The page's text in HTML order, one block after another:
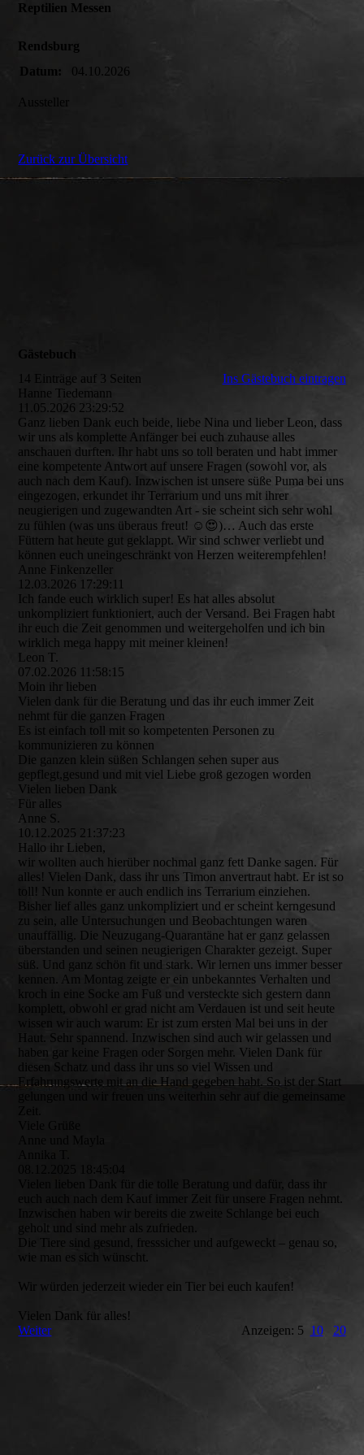
Reptilien Messen
Rendsburg
Datum:
04.10.2026
Zurück zur Übersicht
Gästebuch
14 Einträge auf 3 Seiten
Ins Gästebuch eintragen
Hanne Tiedemann
11.05.2026 23:29:52
Ganz lieben Dank euch beide, liebe Nina und lieber Leon, dass
wir uns als komplette Anfänger bei euch zuhause alles
anschauen durften. Ihr habt uns so toll beraten und habt immer
eine kompetente Antwort auf unsere Fragen (sowohl vor, als
auch nach dem Kauf). Inzwischen ist unsere süße Puma bei uns
eingezogen, erkundet ihr Terrarium und uns mit ihrer
neugierigen und zugewandten Art - sie scheint sich sehr wohl
zu fühlen (was uns überaus freut! ☺️😍)… Auch das erste
Füttern hat heute gut geklappt. Wir sind schwer verliebt und
können euch uneingeschränkt von Herzen weiterempfehlen!
Anne Finkenzeller
12.03.2026 17:29:11
Ich fande euch wirklich super! Es hat alles absolut
unkompliziert funktioniert, auch der Versand. Bei Fragen habt
ihr euch die Zeit genommen und weitergeholfen und ich bin
wirklich mega happy mit meiner kleinen!
Leon T.
07.02.2026 11:58:15
Moin ihr lieben
Vielen dank für die Beratung und das ihr euch immer Zeit
nehmt für die ganzen Fragen
Es ist einfach toll mit so kompetenten Personen zu
kommunizieren zu können
Die ganzen klein süßen Schlangen sehen super aus
gepflegt,gesund und mit viel Liebe groß gezogen worden
Vielen lieben Dank
Für alles
Anne S.
10.12.2025 21:37:23
Hallo ihr Lieben,
wir wollten auch hierüber nochmal ganz fett Danke sagen. Für
alles! Vielen Dank, dass ihr uns Timon anvertraut habt. Er ist so
toll! Nun konnte er auch endlich ins Terrarium einziehen.
Bisher lief alles ganz unkompliziert und er scheint kerngesund
zu sein, alle Untersuchungen und Beobachtungen waren
unauffällig. Die Neuzugang-Quarantäne hat er ganz gelassen
überstanden und seinen neugierigen Charakter gezeigt. Super
süß. Und ganz schön fit und stark. Wir lernen uns immer besser
kennen. Am Montag zeigte er ein unbekanntes Verhalten und
kroch in eine Socke am Fuß und versteckte sich gestern dann
komplett, obwohl er grad nicht am Verdauen ist und seit heute
wissen wir auch warum: Er ist zum ersten Mal bei uns in der
Haut. Sehr spannend. Inzwischen sind auch wir gelassen und
haben gar keine Fragen oder Sorgen mehr. Vielen Dank für
diesen Schatz und dass ihr uns so viel Wissen und
Erfahrungswerte mit an die Hand gegeben habt. So ist der Start
Vielen lieben Dank für die tolle Beratung und dafür, dass ihr
euch auch nach dem Kauf immer Zeit für unsere Fragen nehmt.
Inzwischen haben wir bereits die zweite Schlange bei euch
geholt und sind mehr als zufrieden.
Die Tiere sind gesund, fresssicher und aufgeweckt – genau so,
wie man es sich wünscht.
Wir würden jederzeit wieder ein Tier bei euch kaufen!
Vielen Dank für alles!
Weiter
Anzeigen: 5 10 20